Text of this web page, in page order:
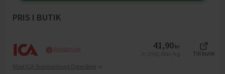
PRIS I BUTIK
Webbpriser 41,90 kr
Till butik
Maxi ICA Stormarknad Österåker